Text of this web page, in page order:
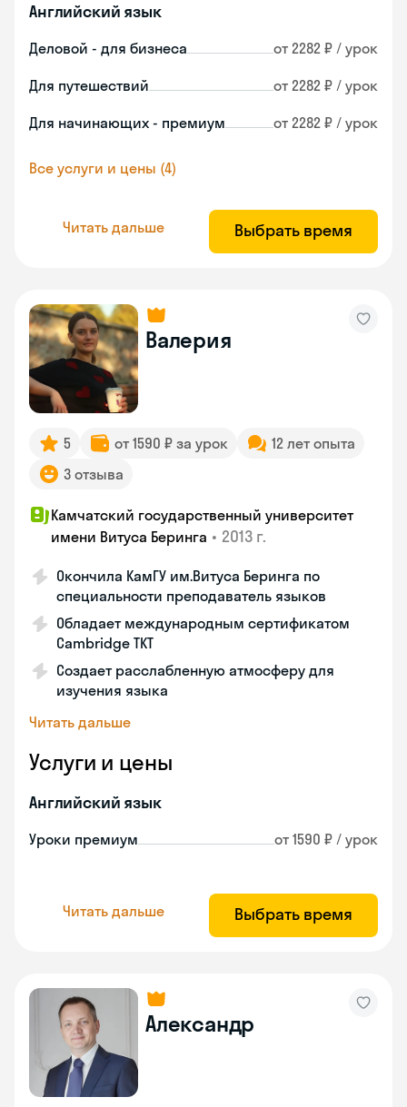
Английский язык
Деловой - для бизнеса от 2282 ₽ / урок
Для путешествий от 2282 ₽ / урок
Для начинающих - премиум от 2282 ₽ / урок
Все услуги и цены (4)
Читать дальше Выбрать время
Валерия
5 от 1590 ₽ за урок
12 лет опыта
3 отзыва
Камчатский государственный университет
имени Витуса Беринга • 2013 г.
Окончила КамГУ им.Витуса Беринга по
специальности преподаватель языков
Обладает международным сертификатом
Cambridge TKT
Создает расслабленную атмосферу для
изучения языка
Читать дальше
Услуги и цены
Английский язык
Уроки премиум от 1590 ₽ / урок
Читать дальше Выбрать время
Александр